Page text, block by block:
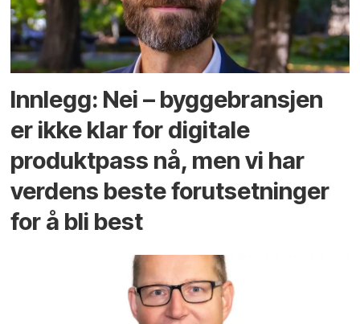
Innlegg: Nei – byggebransjen
er ikke klar for digitale
produktpass nå, men vi har
verdens beste forutsetninger
for å bli best